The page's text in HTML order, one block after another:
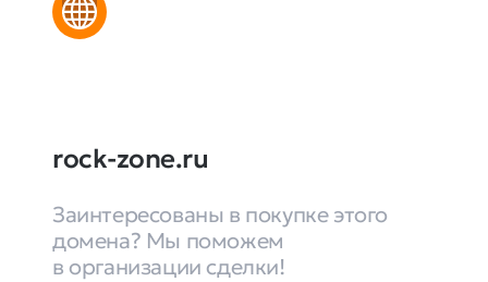
rock-zone.ru
Заинтересованы в покупке этого
домена? Мы поможем
в организации сделки!